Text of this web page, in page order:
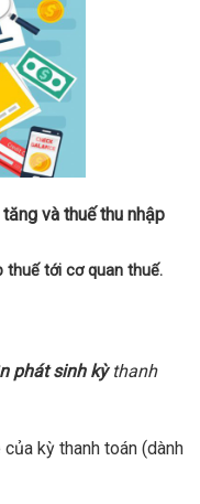
và thuế thu nhập
thuế tới cơ quan thuế.
phát sinh kỳ thanh
kỳ thanh toán (dành